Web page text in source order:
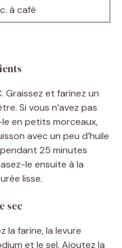
à café
Graissez et farinez un
Si vous n’avez pas
en petits morceaux,
avec un peu d’huile
25 minutes
le ensuite à la
lisse.
sec
la farine, la levure
et le sel. Ajoutez la